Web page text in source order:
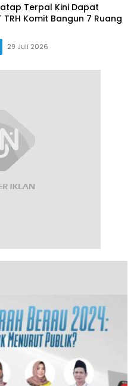
Terpal Kini Dapat
TRH Komit Bangun 7 Ruang
29 Juli 2026